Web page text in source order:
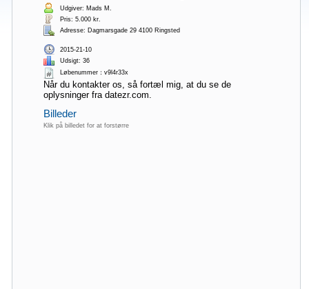
Udgiver: Mads M.
Pris: 5.000 kr.
Adresse: Dagmarsgade 29 4100 Ringsted
2015-21-10
Udsigt: 36
Løbenummer：v9l4r33x
Når du kontakter os, så fortæl mig, at du se de
oplysninger fra datezr.com.
Billeder
Klik på billedet for at forstørre